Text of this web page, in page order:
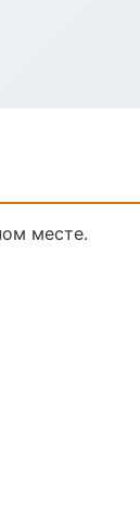
месте.